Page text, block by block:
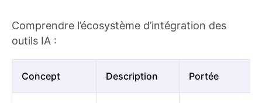
Comprendre l’écosystème d’intégration des
outils IA :
Concept Description Portée